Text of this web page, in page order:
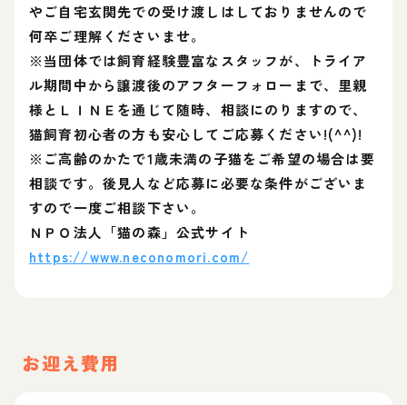
やご自宅玄関先での受け渡しはしておりませんので
何卒ご理解くださいませ。
※当団体では飼育経験豊富なスタッフが、トライア
ル期間中から譲渡後のアフターフォローまで、里親
様とＬＩＮＥを通じて随時、相談にのりますので、
猫飼育初心者の方も安心してご応募ください!(^^)!
※ご高齢のかたで1歳未満の子猫をご希望の場合は要
相談です。後見人など応募に必要な条件がございま
すので一度ご相談下さい。
ＮＰＯ法人「猫の森」公式サイト
https://www.neconomori.com/
お迎え費用